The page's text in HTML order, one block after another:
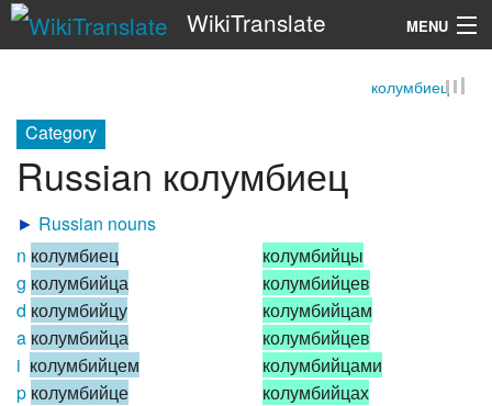
WikiTranslate MENU
колумбиец
Category
Russian колумбиец
► Russian nouns
n колумбиец
g колумбийца
d колумбийцу
a колумбийца
i колумбийцем
p колумбийце
колумбийцы
колумбийцев
колумбийцам
колумбийцев
колумбийцами
колумбийцах